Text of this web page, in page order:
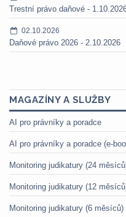
Trestní právo daňové -
02.10.2026
Daňové právo 2026 - 2.10.2026
MAGAZÍNY A SLUŽBY
AI pro právníky a poradce
AI pro právníky a poradce (e-
Monitoring judikatury (24
Monitoring judikatury (12
Monitoring judikatury (6 měsíců)